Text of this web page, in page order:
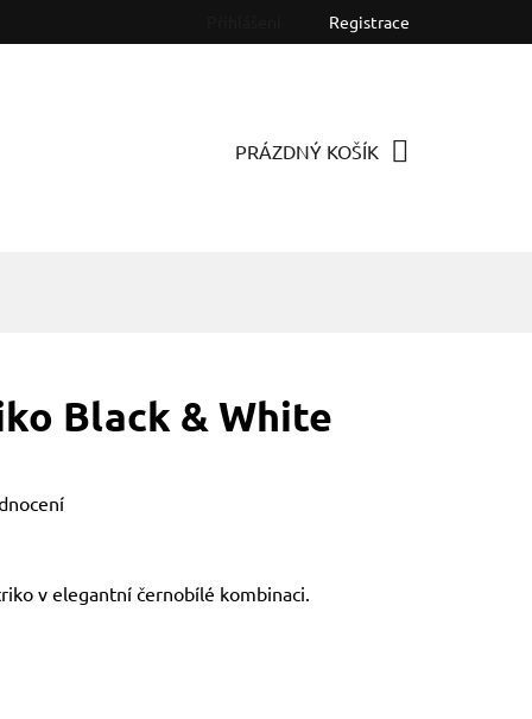
Registrace
PRÁZDNÝ KOŠÍK
Black & White
v elegantní černobílé kombinaci.